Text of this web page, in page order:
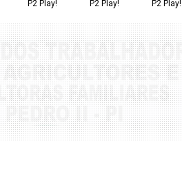
P2 Play! P2 Play! P2 Play!